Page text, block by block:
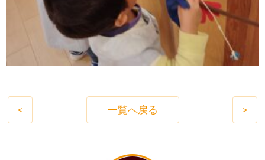
< 一覧へ戻る >